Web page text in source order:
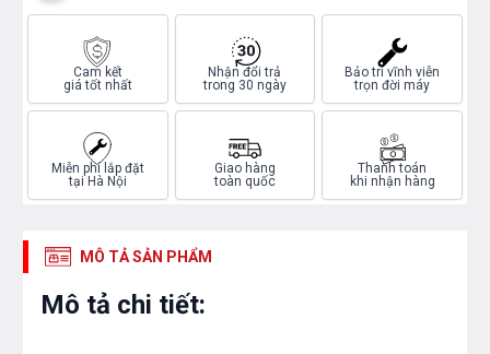
Cam kết
giá tốt nhất
Nhận đổi trả
trong 30 ngày
Bảo trì vĩnh viễn
trọn đời máy
Miễn phí lắp đặt
tại Hà Nội
Giao hàng
toàn quốc
Thanh toán
khi nhận hàng
MÔ TẢ SẢN PHẨM
Mô tả chi tiết: